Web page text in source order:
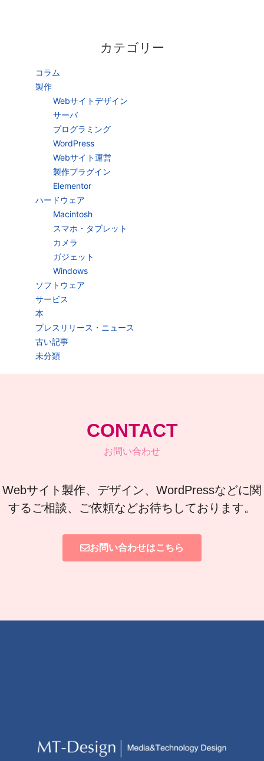
カテゴリー
コラム
製作
Webサイトデザイン
サーバ
プログラミング
WordPress
Webサイト運営
製作プラグイン
Elementor
ハードウェア
Macintosh
スマホ・タブレット
カメラ
ガジェット
Windows
ソフトウェア
サービス
本
プレスリリース・ニュース
古い記事
未分類
CONTACT
お問い合わせ
Webサイト製作、デザイン、WordPressなどに関
するご相談、ご依頼などお待ちしております。
お問い合わせはこちら